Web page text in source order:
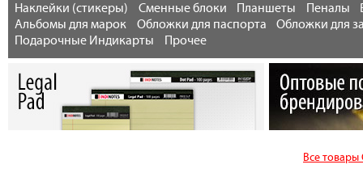
Наклейки (стикеры)
Сменные блоки Планшеты Пеналы
Альбомы для марок
Обложки для паспорта
Обложки для
Подарочные Индикарты
Прочее
Все